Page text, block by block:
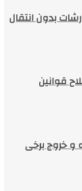
بدون انتقال
قوانین
و خروج برخی